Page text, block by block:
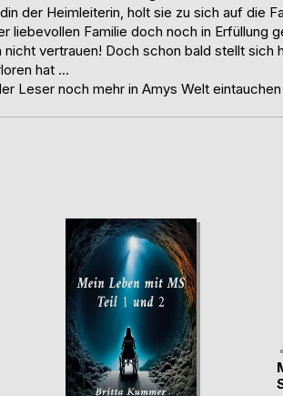
der Heimleiterin, holt sie zu sich auf die
liebevollen Familie doch noch in Erfüllung
vertrauen! Doch schon bald stellt sich
hat ...
Leser noch mehr in Amys Welt eintauchen